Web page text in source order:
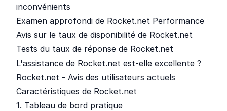
inconvénients
Examen approfondi de Rocket.net Performance
Avis sur le taux de disponibilité de Rocket.net
Tests du taux de réponse de Rocket.net
L'assistance de Rocket.net est-elle excellente ?
Rocket.net - Avis des utilisateurs actuels
Caractéristiques de Rocket.net
1. Tableau de bord pratique